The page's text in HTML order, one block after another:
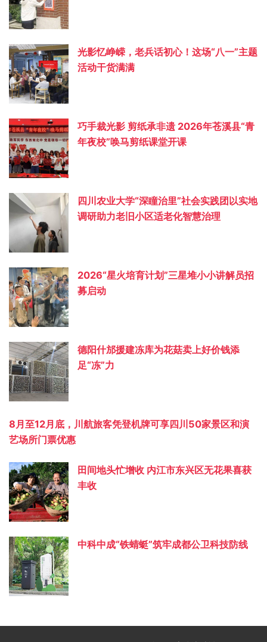
光影忆峥嵘，老兵话初心！这场“八一”主题
活动干货满满
巧手裁光影 剪纸承非遗 2026年苍溪县“青
年夜校”唤马剪纸课堂开课
四川农业大学“深瞳治里”社会实践团以实地
调研助力老旧小区适老化智慧治理
2026“星火培育计划”三星堆小小讲解员招
募启动
德阳什邡援建冻库为花菇卖上好价钱添
足“冻”力
8月至12月底，川航旅客凭登机牌可享四川50家景区和演
艺场所门票优惠
田间地头忙增收 内江市东兴区无花果喜获
丰收
中科中成“铁蜻蜓”筑牢成都公卫科技防线